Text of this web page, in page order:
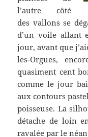
l’autre côté
des vallons se
d’un voile allant
jour, avant que
les-Orgues,
quasiment cent
comme le jour
aux contours
poisseuse. La
détache de loin
ravalée par le